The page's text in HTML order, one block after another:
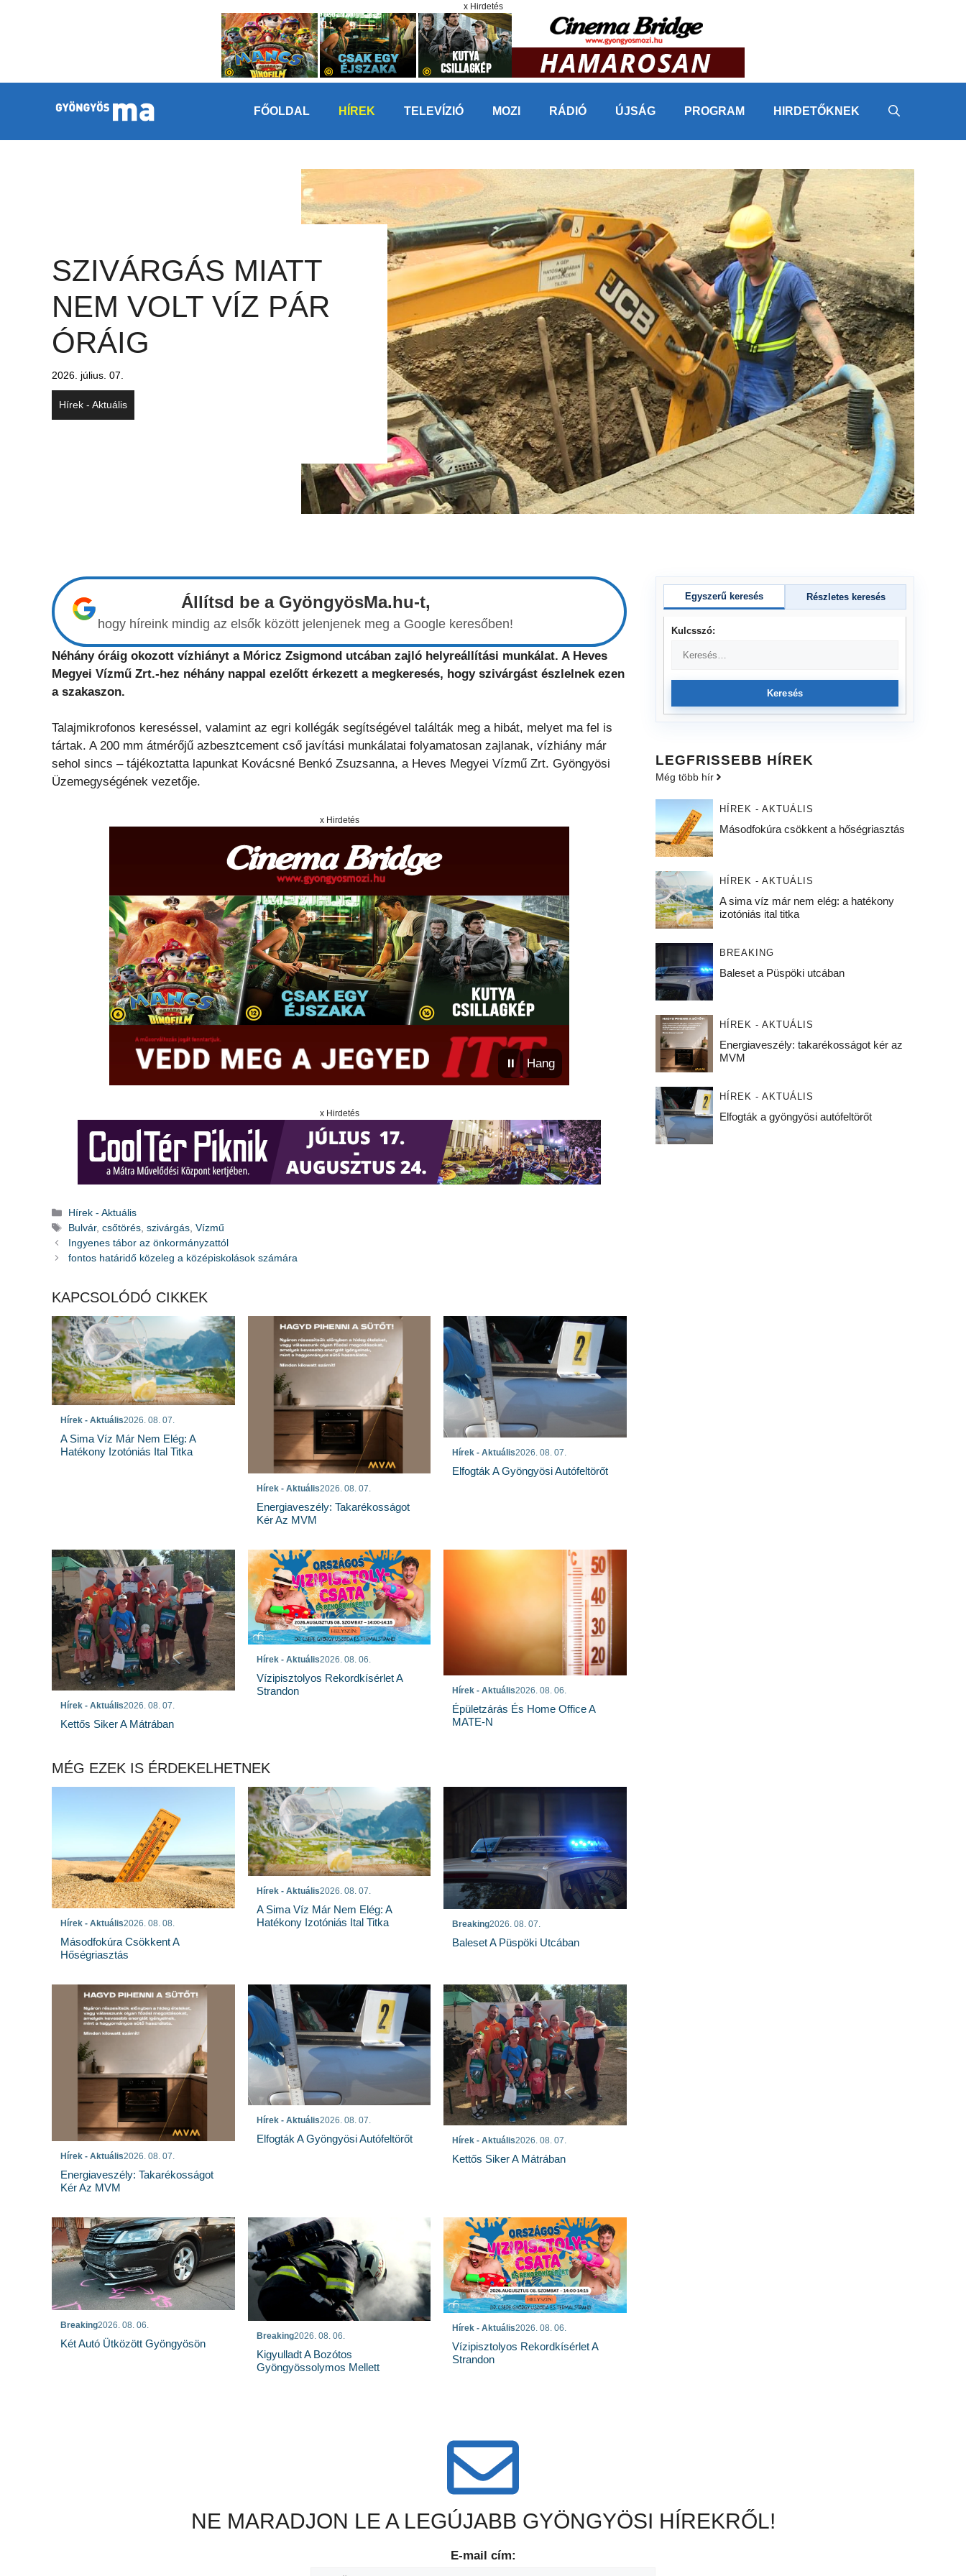
x Hirdetés
FŐOLDAL HÍREK TELEVÍZIÓ MOZI RÁDIÓ ÚJSÁG PROGRAM HIRDETŐKNEK
SZIVÁRGÁS MIATT
NEM VOLT VÍZ PÁR
ÓRÁIG
2026. július. 07.
Hírek - Aktuális
Állítsd be a GyöngyösMa.hu-t,
hogy híreink mindig az elsők között jelenjenek meg a Google keresőben!
Néhány óráig okozott vízhiányt a Móricz Zsigmond utcában zajló helyreállítási munkálat. A Heves
Megyei Vízmű Zrt.-hez néhány nappal ezelőtt érkezett a megkeresés, hogy szivárgást észlelnek ezen
a szakaszon.
Talajmikrofonos kereséssel, valamint az egri kollégák segítségével találták meg a hibát, melyet ma fel is
tártak. A 200 mm átmérőjű azbesztcement cső javítási munkálatai folyamatosan zajlanak, vízhiány már
sehol sincs – tájékoztatta lapunkat Kovácsné Benkó Zsuzsanna, a Heves Megyei Vízmű Zrt. Gyöngyösi
Üzemegységének vezetője.
x Hirdetés
⏸ Hang
x Hirdetés
Kategória
Hírek - Aktuális
Címkék
Bulvár,csőtörés,szivárgás,Vízmű
Ingyenes tábor az önkormányzattól
fontos határidő közeleg a középiskolások számára
KAPCSOLÓDÓ CIKKEK
Hírek - Aktuális2026. 08. 07.
A Sima Víz Már Nem Elég: A
Hatékony Izotóniás Ital Titka
Hírek - Aktuális2026. 08. 07.
Energiaveszély: Takarékosságot
Kér Az MVM
Hírek - Aktuális2026. 08. 07.
Elfogták A Gyöngyösi Autófeltörőt
Hírek - Aktuális2026. 08. 07.
Kettős Siker A Mátrában
Hírek - Aktuális2026. 08. 06.
Vízipisztolyos Rekordkísérlet A
Strandon
Hírek - Aktuális2026. 08. 06.
Épületzárás És Home Office A
MATE-N
MÉG EZEK IS ÉRDEKELHETNEK
Hírek - Aktuális2026. 08. 08.
Másodfokúra Csökkent A
Hőségriasztás
Hírek - Aktuális2026. 08. 07.
A Sima Víz Már Nem Elég: A
Hatékony Izotóniás Ital Titka
Breaking2026. 08. 07.
Baleset A Püspöki Utcában
Hírek - Aktuális2026. 08. 07.
Energiaveszély: Takarékosságot
Kér Az MVM
Hírek - Aktuális2026. 08. 07.
Elfogták A Gyöngyösi Autófeltörőt Hírek - Aktuális2026. 08. 07.
Kettős Siker A Mátrában
Breaking2026. 08. 06.
Két Autó Ütközött Gyöngyösön
Breaking2026. 08. 06.
Kigyulladt A Bozótos
Gyöngyössolymos Mellett
Hírek - Aktuális2026. 08. 06.
Vízipisztolyos Rekordkísérlet A
Strandon
Egyszerű keresés Részletes keresés
Kulcsszó:
Keresés
LEGFRISSEBB HÍREK
Még több hír
HÍREK - AKTUÁLIS
Másodfokúra csökkent a hőségriasztás
HÍREK - AKTUÁLIS
A sima víz már nem elég: a hatékony
izotóniás ital titka
BREAKING
Baleset a Püspöki utcában
HÍREK - AKTUÁLIS
Energiaveszély: takarékosságot kér az
MVM
HÍREK - AKTUÁLIS
Elfogták a gyöngyösi autófeltörőt
NE MARADJON LE A LEGÚJABB GYÖNGYÖSI HÍREKRŐL!
E-mail cím: